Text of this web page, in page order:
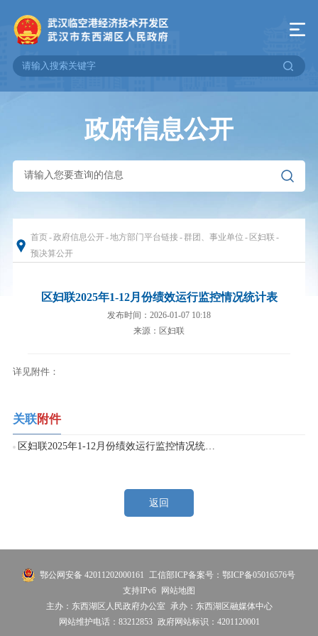
政府信息公开
首页-政府信息公开-地方部门平台链接- 群团、事业单位 - 区妇联 -
预决算公开
区妇联2025年1-12月份绩效运行监控情况统计表
发布时间：2026-01-07 10:18
来源：区妇联
详见附件：
关联附件
区妇联2025年1-12月份绩效运行监控情况统计表.xlsx
返回
鄂公网安备 42011202000161
工信部ICP备案号：鄂ICP备05016576号
支持IPv6 网站地图
主办：东西湖区人民政府办公室
承办：东西湖区融媒体中心
网站维护电话：83212853 政府网站标识：4201120001